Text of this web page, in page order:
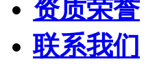
资质荣誉
联系我们